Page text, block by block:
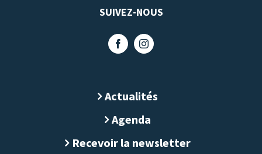
SUIVEZ-NOUS
Actualités
Agenda
Recevoir la newsletter